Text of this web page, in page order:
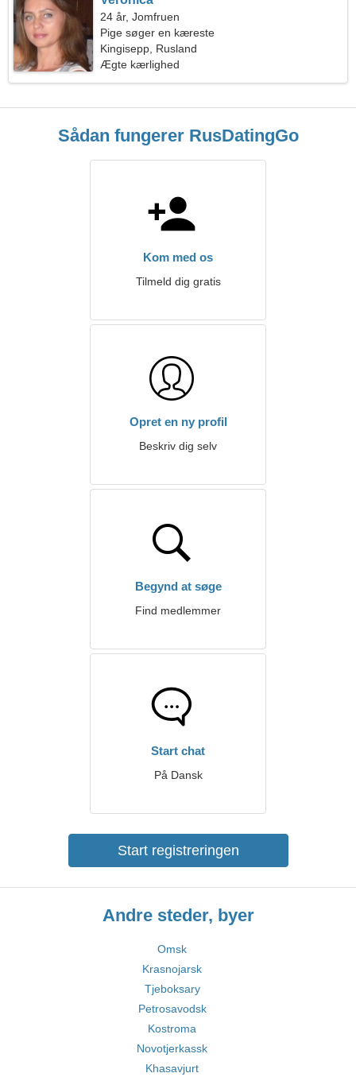
24 år, Jomfruen
Pige søger en kæreste
Kingisepp, Rusland
Ægte kærlighed
Sådan fungerer RusDatingGo
Kom med os
Tilmeld dig gratis
Opret en ny profil
Beskriv dig selv
Begynd at søge
Find medlemmer
Start chat
På Dansk
Start registreringen
Andre steder, byer
Omsk
Krasnojarsk
Tjeboksary
Petrosavodsk
Kostroma
Novotjerkassk
Khasavjurt